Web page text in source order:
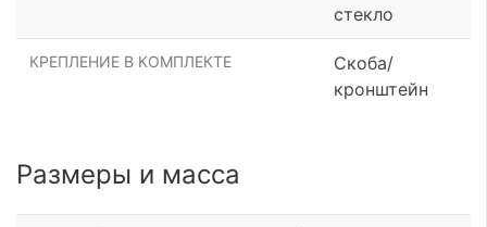
стекло
КРЕПЛЕНИЕ В КОМПЛЕКТЕ
Скоба/
кронштейн
Размеры и масса